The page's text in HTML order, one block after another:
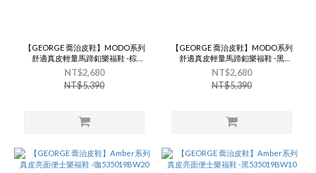
【GEORGE 喬治皮鞋】MODO系列
舒適真皮輕量馬蹄釦樂福鞋 -棕
535020BW24
NT$2,680
NT$5,390
【GEORGE 喬治皮鞋】MODO系列
舒適真皮輕量馬蹄釦樂福鞋 -黑
535020BW10
NT$2,680
NT$5,390